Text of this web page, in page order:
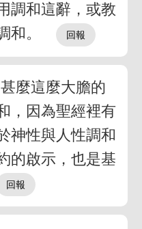
調和這辭，或教
和。
麼這麼大膽的
，因為聖經裡有
神性與人性調和
的啟示，也是基